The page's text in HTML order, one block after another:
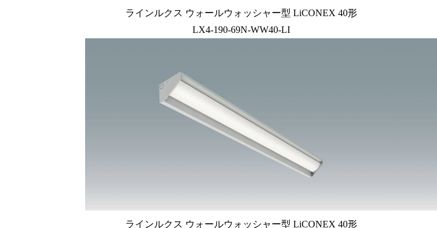
ラインルクス ウォールウォッシャー型 LiCONEX 40形
LX4-190-69N-WW40-LI
ラインルクス ウォールウォッシャー型 LiCONEX 40形